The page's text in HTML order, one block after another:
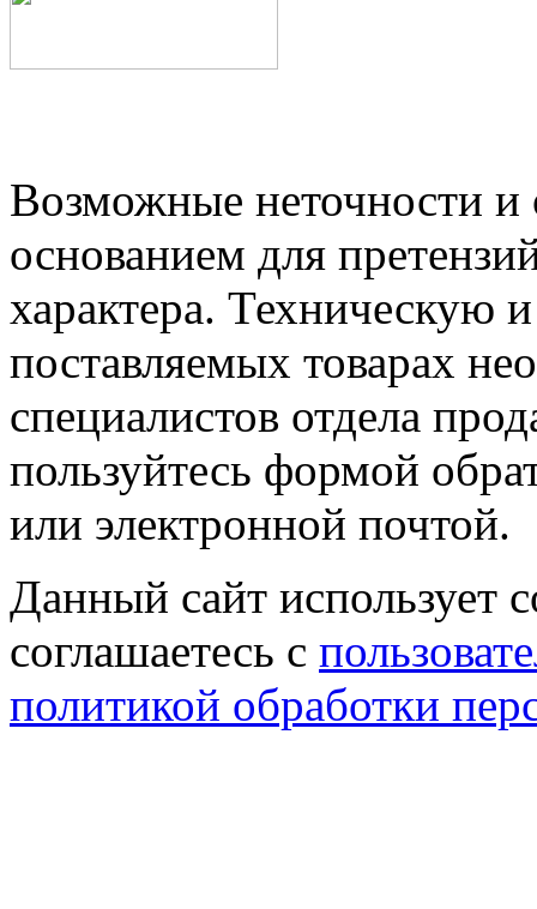
Возможные неточности и
основанием для
характера.
поставляемых товарах
специалистов отдела
пользуйтесь формой
или электронной почтой.
Данный сайт использует
соглашаетесь с
политикой обработки